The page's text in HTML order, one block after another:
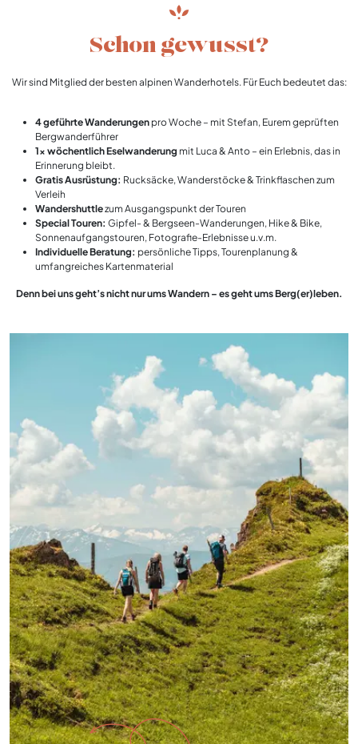
Schon gewusst?
Wir sind Mitglied der besten alpinen Wanderhotels. Für Euch bedeutet das:
4 geführte Wanderungen pro Woche – mit Stefan, Eurem geprüften
Bergwanderführer
1x wöchentlich Eselwanderung mit Luca & Anto – ein Erlebnis, das in
Erinnerung bleibt.
Gratis Ausrüstung: Rucksäcke, Wanderstöcke & Trinkflaschen zum
Verleih
Wandershuttlezum Ausgangspunkt der Touren
Special Touren: Gipfel- & Bergseen-Wanderungen, Hike & Bike,
Sonnenaufgangstouren, Fotografie-Erlebnisse u.v.m.
Individuelle Beratung: persönliche Tipps, Tourenplanung &
umfangreiches Kartenmaterial
Denn bei uns geht’s nicht nur ums Wandern – es geht ums Berg(er)leben.